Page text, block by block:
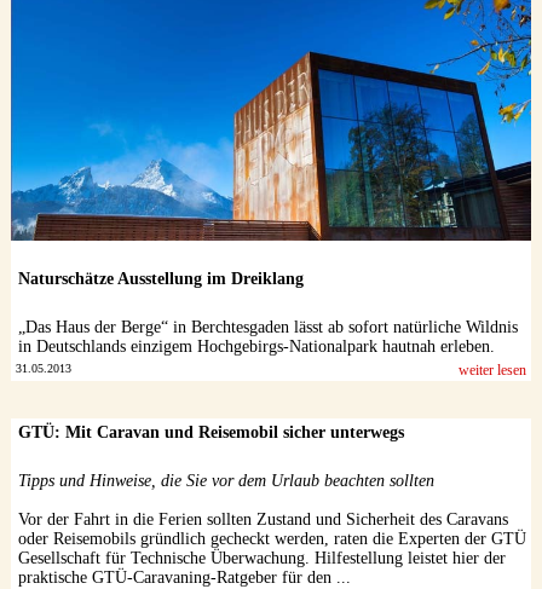
Naturschätze Ausstellung im Dreiklang
„Das Haus der Berge“ in Berchtesgaden lässt ab sofort natürliche Wildnis
in Deutschlands einzigem Hochgebirgs-Nationalpark hautnah erleben.
31.05.2013 weiter lesen
GTÜ: Mit Caravan und Reisemobil sicher unterwegs
Tipps und Hinweise, die Sie vor dem Urlaub beachten sollten
Vor der Fahrt in die Ferien sollten Zustand und Sicherheit des Caravans
oder Reisemobils gründlich gecheckt werden, raten die Experten der GTÜ
Gesellschaft für Technische Überwachung. Hilfestellung leistet hier der
praktische GTÜ-Caravaning-Ratgeber für den ...